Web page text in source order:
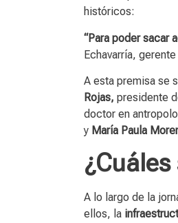
históricos:
“Para poder sacar
Echavarría,
A esta premisa se
Rojas, presidente
doctor en
y María Paula
A lo largo de la
ellos, la